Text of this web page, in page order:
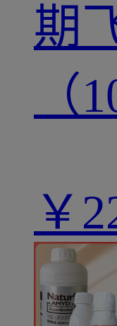
期
（
￥